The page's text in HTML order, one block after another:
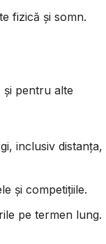
fizică și somn.
și pentru alte
inclusiv distanța,
și competițiile.
pe termen lung.